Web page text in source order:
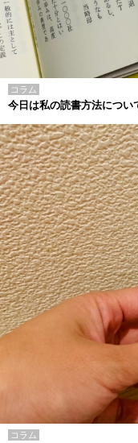
コラム
今日は私の読書方法につい
コラム